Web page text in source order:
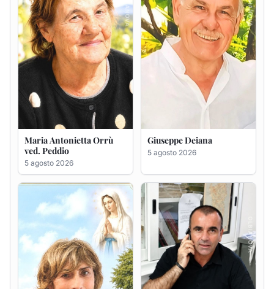
Rosa Maria Usai ved.
D'Attellis
5 agosto 2026
Bastianino Taras
4 agosto 2026